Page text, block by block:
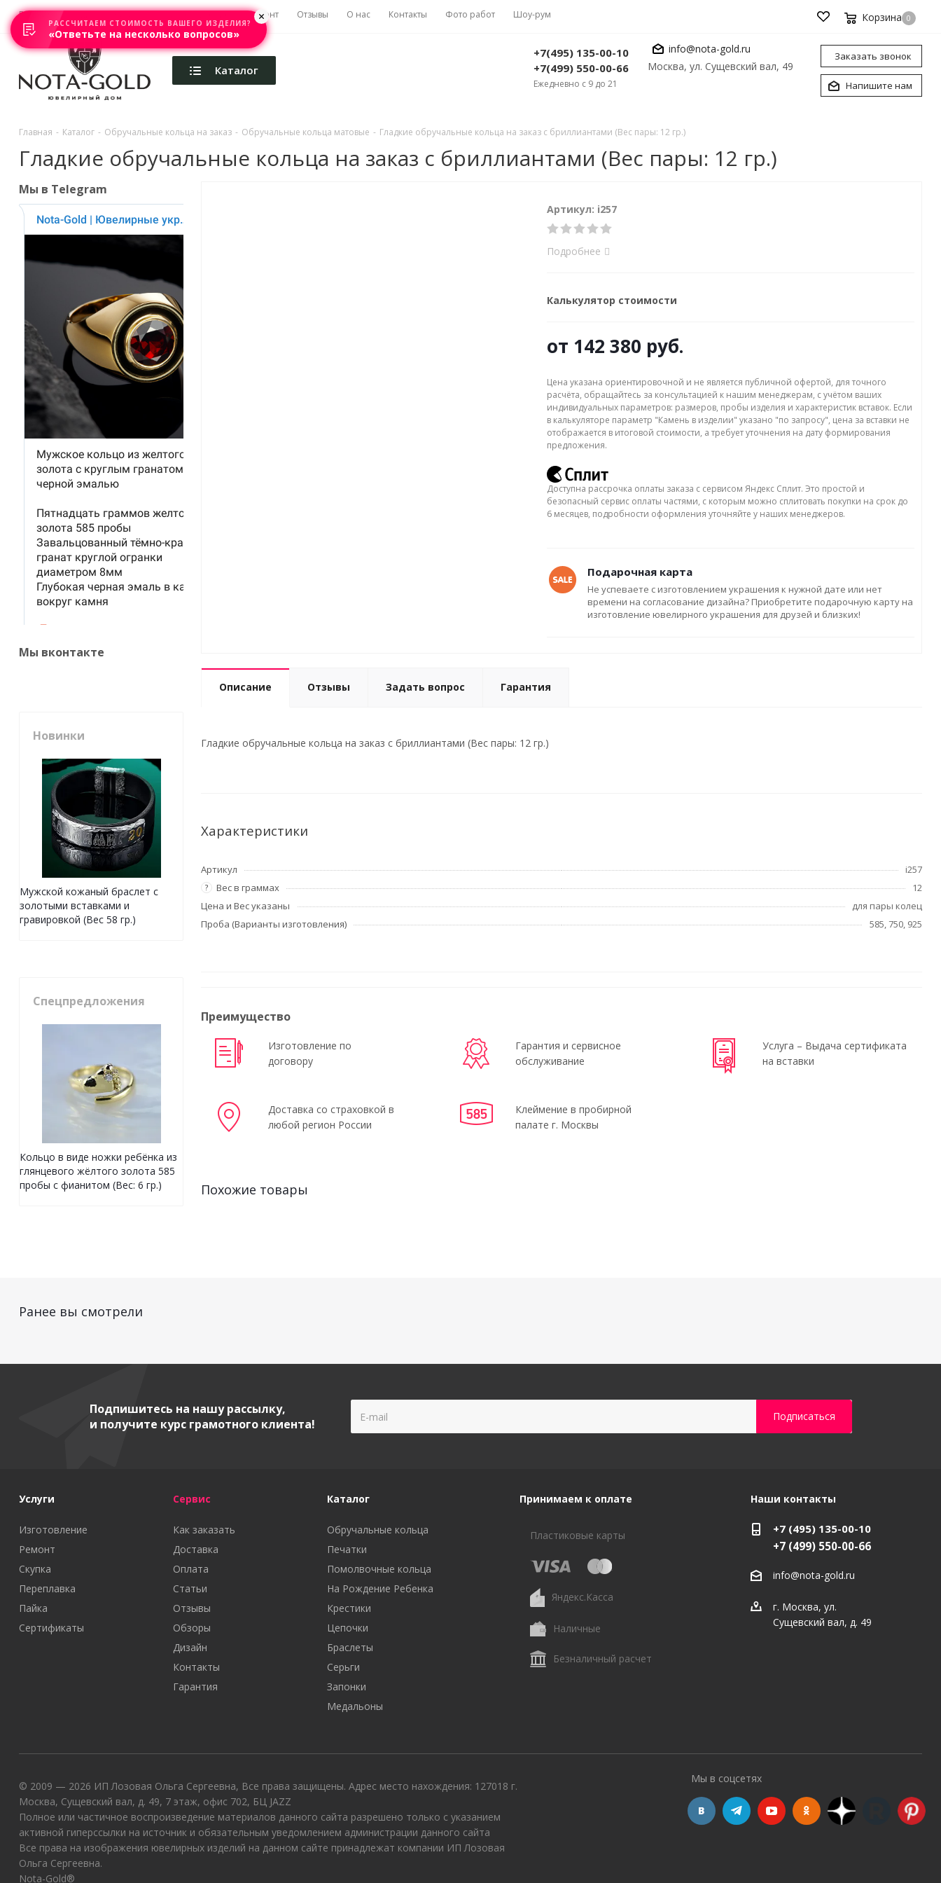
Главная Акции Каталоги Изготовление Ремонт Отзывы О нас Контакты Фото работ Шоу-рум Корзина 0
Каталог
+7(495) 135-00-10
+7(499) 550-00-66
Ежедневно с 9 до 21
info@nota-gold.ru
Москва, ул. Сущевский вал, 49
Заказать звонок
Напишите нам
Главная - Каталог - Обручальные кольца на заказ - Обручальные кольца матовые - Гладкие обручальные кольца на заказ с бриллиантами (Вес пары: 12 гр.)
Гладкие обручальные кольца на заказ с бриллиантами (Вес пары: 12 гр.)
Артикул: i257
Подробнее
Калькулятор стоимости
от 142 380 руб.
Цена указана ориентировочной и не является публичной офертой, для точного
расчёта, обращайтесь за консультацией к нашим менеджерам, с учётом ваших
индивидуальных параметров: размеров, пробы изделия и характеристик вставок. Если
в калькуляторе параметр "Камень в изделии" указано "по запросу", цена за вставки не
отображается в итоговой стоимости, а требует уточнения на дату формирования
предложения.
Доступна рассрочка оплаты заказа с сервисом Яндекс Сплит. Это простой и
безопасный сервис оплаты частями, с которым можно сплитовать покупки на срок до
6 месяцев, подробности оформления уточняйте у наших менеджеров.
Подарочная карта
Не успеваете с изготовлением украшения к нужной дате или нет
времени на согласование дизайна? Приобретите подарочную карту на
изготовление ювелирного украшения для друзей и близких!
Описание Отзывы Задать вопрос Гарантия
Гладкие обручальные кольца на заказ с бриллиантами (Вес пары: 12 гр.)
Характеристики
Артикул i257
? Вес в граммах
12
Цена и Вес указаны
для пары колец
Проба (Варианты изготовления)
585, 750, 925
Преимущество
Изготовление по
договору
Гарантия и сервисное
обслуживание
Услуга – Выдача сертификата
на вставки
Доставка со страховкой в
любой регион России
Клеймение в пробирной
палате г. Москвы
Похожие товары
Мы в Telegram
Мы вконтакте
Новинки
Мужской кожаный браслет с
золотыми вставками и
гравировкой (Вес 58 гр.)
Спецпредложения
Кольцо в виде ножки ребёнка из
глянцевого жёлтого золота 585
пробы с фианитом (Вес: 6 гр.)
Ранее вы смотрели
Подпишитесь на нашу рассылку,
и получите курс грамотного клиента!
Услуги
Изготовление
Ремонт
Скупка
Переплавка
Пайка
Сертификаты
Сервис
Как заказать
Доставка
Оплата
Статьи
Отзывы
Обзоры
Дизайн
Контакты
Гарантия
Каталог
Обручальные кольца
Печатки
Помолвочные кольца
На Рождение Ребенка
Крестики
Цепочки
Браслеты
Серьги
Запонки
Медальоны
Принимаем к оплате
Пластиковые карты
Яндекс.Касса
Наличные
Безналичный расчет
Наши контакты
+7 (495) 135-00-10
+7 (499) 550-00-66
info@nota-gold.ru
г. Москва, ул.
Сущевский вал, д. 49
© 2009 — 2026 ИП Лозовая Ольга Сергеевна, Все права защищены. Адрес место нахождения: 127018 г.
Москва, Сущевский вал, д. 49, 7 этаж, офис 702, БЦ JAZZ
Полное или частичное воспроизведение материалов данного сайта разрешено только с указанием
активной гиперссылки на источник и обязательным уведомлением администрации данного сайта
Все права на изображения ювелирных изделий на данном сайте принадлежат компании ИП Лозовая
Ольга Сергеевна.
Nota-Gold®
Мы в соцсетях
РАССЧИТАЕМ СТОИМОСТЬ ВАШЕГО ИЗДЕЛИЯ?
«Ответьте на несколько вопросов»